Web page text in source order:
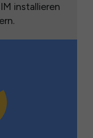
installieren